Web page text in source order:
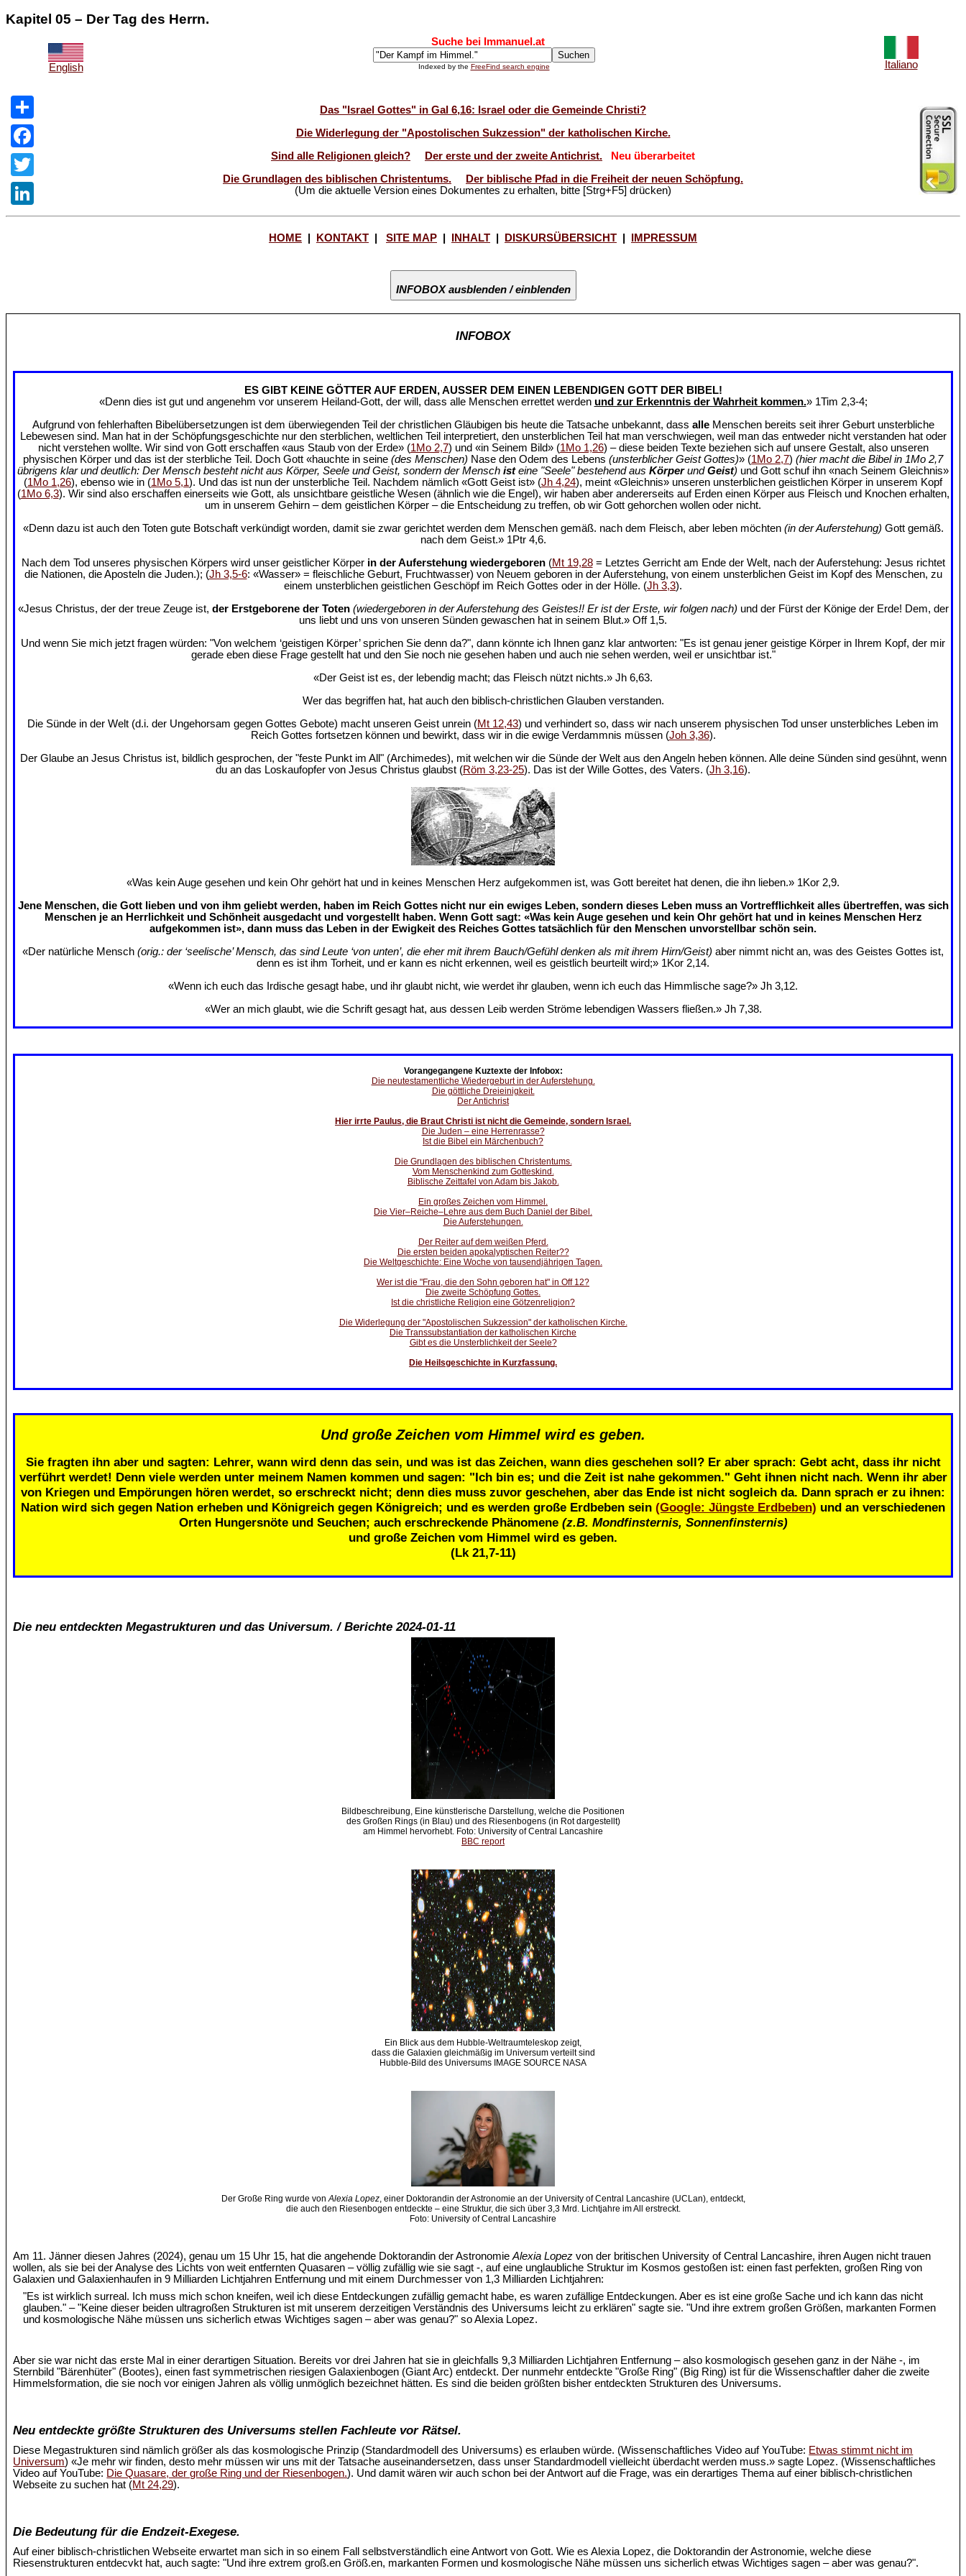
Kapitel 05 – Der Tag des Herrn.
English
Suche bei Immanuel.at
Indexed by the FreeFind search engine Italiano
Share
Facebook
Twitter
LinkedIn
Das "Israel Gottes" in Gal 6,16: Israel oder die Gemeinde Christi?
Die Widerlegung der "Apostolischen Sukzession" der katholischen Kirche.
Sind alle Religionen gleich?
Der erste und der zweite Antichrist.
Neu überarbeitet
Die Grundlagen des biblischen Christentums.
Der biblische Pfad in die Freiheit der neuen Schöpfung.
(Um die aktuelle Version eines Dokumentes zu erhalten, bitte [Strg+F5] drücken)
HOME KONTAKT SITE MAP INHALT DISKURSÜBERSICHT IMPRESSUM
INFOBOX ausblenden / einblenden
INFOBOX
ES GIBT KEINE GÖTTER AUF ERDEN, AUSSER DEM EINEN LEBENDIGEN GOTT DER BIBEL!
«Denn dies ist gut und angenehm vor unserem Heiland-Gott, der will, dass alle Menschen errettet werden und zur Erkenntnis der Wahrheit kommen.» 1Tim 2,3-4;
Aufgrund von fehlerhaften Bibelübersetzungen ist dem überwiegenden Teil der christlichen Gläubigen bis heute die Tatsache unbekannt, dass alleMenschen bereits seit ihrer Geburt unsterbliche
Lebewesen sind. Man hat in der Schöpfungsgeschichte nur den sterblichen, weltlichen Teil interpretiert, den unsterblichen Teil hat man verschwiegen, weil man das entweder nicht verstanden hat oder
nicht verstehen wollte. Wir sind von Gott erschaffen «aus Staub von der Erde» (1Mo 2,7) und «in Seinem Bild» (1Mo 1,26) – diese beiden Texte beziehen sich auf unsere Gestalt, also unseren
physischen Körper und das ist der sterbliche Teil. Doch Gott «hauchte in seine (des Menschen) Nase den Odem des Lebens (unsterblicher Geist Gottes)» (1Mo 2,7) (hier macht die Bibel in 1Mo 2,7
übrigens klar und deutlich: Der Mensch besteht nicht aus Körper, Seele und Geist, sondern der Mensch isteine "Seele" bestehend aus KörperundGeist) und Gott schuf ihn «nach Seinem Gleichnis»
(1Mo 1,26), ebenso wie in (1Mo 5,1). Und das ist nun der unsterbliche Teil. Nachdem nämlich «Gott Geist ist» (Jh 4,24), meint «Gleichnis» unseren unsterblichen geistlichen Körper in unserem Kopf
(1Mo 6,3). Wir sind also erschaffen einerseits wie Gott, als unsichtbare geistliche Wesen (ähnlich wie die Engel), wir haben aber andererseits auf Erden einen Körper aus Fleisch und Knochen erhalten,
um in unserem Gehirn – dem geistlichen Körper – die Entscheidung zu treffen, ob wir Gott gehorchen wollen oder nicht.
«Denn dazu ist auch den Toten gute Botschaft verkündigt worden, damit sie zwar gerichtet werden dem Menschen gemäß. nach dem Fleisch, aber leben möchten (in der Auferstehung) Gott gemäß.
nach dem Geist.» 1Ptr 4,6.
Nach dem Tod unseres physischen Körpers wird unser geistlicher Körper in der Auferstehung wiedergeboren (Mt 19,28= Letztes Gerricht am Ende der Welt, nach der Auferstehung: Jesus richtet
die Nationen, die Aposteln die Juden.); (Jh 3,5-6: «Wasser» = fleischliche Geburt, Fruchtwasser) von Neuem geboren in der Auferstehung, von einem unsterblichen Geist im Kopf des Menschen, zu
einem unsterblichen geistlichen Geschöpf im Reich Gottes oder in der Hölle. (Jh 3,3).
«Jesus Christus, der der treue Zeuge ist, der Erstgeborene der Toten (wiedergeboren in der Auferstehung des Geistes!! Er ist der Erste, wir folgen nach) und der Fürst der Könige der Erde! Dem, der
uns liebt und uns von unseren Sünden gewaschen hat in seinem Blut.» Off 1,5.
Und wenn Sie mich jetzt fragen würden: "Von welchem ‘geistigen Körper’ sprichen Sie denn da?", dann könnte ich Ihnen ganz klar antworten: "Es ist genau jener geistige Körper in Ihrem Kopf, der mir
gerade eben diese Frage gestellt hat und den Sie noch nie gesehen haben und auch nie sehen werden, weil er unsichtbar ist."
«Der Geist ist es, der lebendig macht; das Fleisch nützt nichts.» Jh 6,63.
Wer das begriffen hat, hat auch den biblisch-christlichen Glauben verstanden.
Die Sünde in der Welt (d.i. der Ungehorsam gegen Gottes Gebote) macht unseren Geist unrein (Mt 12,43) und verhindert so, dass wir nach unserem physischen Tod unser unsterbliches Leben im
Reich Gottes fortsetzen können und bewirkt, dass wir in die ewige Verdammnis müssen (Joh 3,36).
Der Glaube an Jesus Christus ist, bildlich gesprochen, der "feste Punkt im All" (Archimedes), mit welchen wir die Sünde der Welt aus den Angeln heben können. Alle deine Sünden sind gesühnt, wenn
du an das Loskaufopfer von Jesus Christus glaubst (Röm 3,23-25). Das ist der Wille Gottes, des Vaters. (Jh 3,16).
«Was kein Auge gesehen und kein Ohr gehört hat und in keines Menschen Herz aufgekommen ist, was Gott bereitet hat denen, die ihn lieben.» 1Kor 2,9.
Jene Menschen, die Gott lieben und von ihm geliebt werden, haben im Reich Gottes nicht nur ein ewiges Leben, sondern dieses Leben muss an Vortrefflichkeit alles übertreffen, was sich
Menschen je an Herrlichkeit und Schönheit ausgedacht und vorgestellt haben. Wenn Gott sagt: «Was kein Auge gesehen und kein Ohr gehört hat und in keines Menschen Herz
aufgekommen ist», dann muss das Leben in der Ewigkeit des Reiches Gottes tatsächlich für den Menschen unvorstellbar schön sein.
«Der natürliche Mensch (orig.: der ‘seelische’ Mensch, das sind Leute ‘von unten’, die eher mit ihrem Bauch/Gefühl denken als mit ihrem Hirn/Geist) aber nimmt nicht an, was des Geistes Gottes ist,
denn es ist ihm Torheit, und er kann es nicht erkennen, weil es geistlich beurteilt wird;» 1Kor 2,14.
«Wenn ich euch das Irdische gesagt habe, und ihr glaubt nicht, wie werdet ihr glauben, wenn ich euch das Himmlische sage?» Jh 3,12.
«Wer an mich glaubt, wie die Schrift gesagt hat, aus dessen Leib werden Ströme lebendigen Wassers fließen.» Jh 7,38.
Vorangegangene Kuztexte der Infobox:
Die neutestamentliche Wiedergeburt in der Auferstehung.
Die göttliche Dreieinigkeit.
Der Antichrist
Hier irrte Paulus, die Braut Christi ist nicht die Gemeinde, sondern Israel.
Die Juden – eine Herrenrasse?
Ist die Bibel ein Märchenbuch?
Die Grundlagen des biblischen Christentums.
Vom Menschenkind zum Gotteskind.
Biblische Zeittafel von Adam bis Jakob.
Ein großes Zeichen vom Himmel.
Die Vier–Reiche–Lehre aus dem Buch Daniel der Bibel.
Die Auferstehungen.
Der Reiter auf dem weißen Pferd.
Die ersten beiden apokalyptischen Reiter??
Die Weltgeschichte: Eine Woche von tausendjährigen Tagen.
Wer ist die "Frau, die den Sohn geboren hat" in Off 12?
Die zweite Schöpfung Gottes.
Ist die christliche Religion eine Götzenreligion?
Die Widerlegung der "Apostolischen Sukzession" der katholischen Kirche.
Die Transsubstantiation der katholischen Kirche
Gibt es die Unsterblichkeit der Seele?
Die Heilsgeschichte in Kurzfassung.
Und große Zeichen vom Himmel wird es geben.
Sie fragten ihn aber und sagten: Lehrer, wann wird denn das sein, und was ist das Zeichen, wann dies geschehen soll? Er aber sprach: Gebt acht, dass ihr nicht
verführt werdet! Denn viele werden unter meinem Namen kommen und sagen: "Ich bin es; und die Zeit ist nahe gekommen." Geht ihnen nicht nach. Wenn ihr aber
von Kriegen und Empörungen hören werdet, so erschreckt nicht; denn dies muss zuvor geschehen, aber das Ende ist nicht sogleich da. Dann sprach er zu ihnen:
Nation wird sich gegen Nation erheben und Königreich gegen Königreich; und es werden große Erdbeben sein (Google: Jüngste Erdbeben) und an verschiedenen
Orten Hungersnöte und Seuchen; auch erschreckende Phänomene (z.B. Mondfinsternis, Sonnenfinsternis)
und große Zeichen vom Himmel wird es geben.
(Lk 21,7-11)
Die neu entdeckten Megastrukturen und das Universum. / Berichte 2024-01-11
Bildbeschreibung, Eine künstlerische Darstellung, welche die Positionen
des Großen Rings (in Blau) und des Riesenbogens (in Rot dargestellt)
am Himmel hervorhebt. Foto: University of Central Lancashire
BBC report
Ein Blick aus dem Hubble-Weltraumteleskop zeigt,
dass die Galaxien gleichmäßig im Universum verteilt sind
Hubble-Bild des Universums IMAGE SOURCE NASA
Der Große Ring wurde von Alexia Lopez, einer Doktorandin der Astronomie an der University of Central Lancashire (UCLan), entdeckt,
die auch den Riesenbogen entdeckte – eine Struktur, die sich über 3,3 Mrd. Lichtjahre im All erstreckt.
Foto: University of Central Lancashire
Am 11. Jänner diesen Jahres (2024), genau um 15 Uhr 15, hat die angehende Doktorandin der AstronomieAlexia Lopez von der britischen University of Central Lancashire, ihren Augen nicht trauen
wollen, als sie bei der Analyse des Lichts von weit entfernten Quasaren – völlig zufällig wie sie sagt -, auf eine unglaubliche Struktur im Kosmos gestoßen ist: einen fast perfekten, großen Ring von
Galaxien und Galaxienhaufen in 9 Milliarden Lichtjahren Entfernung und mit einem Durchmesser von 1,3 Milliarden Lichtjahren:
"Es ist wirklich surreal. Ich muss mich schon kneifen, weil ich diese Entdeckungen zufällig gemacht habe, es waren zufällige Entdeckungen. Aber es ist eine große Sache und ich kann das nicht
glauben." – "Keine dieser beiden ultragroßen Strukturen ist mit unserem derzeitigen Verständnis des Universums leicht zu erklären" sagte sie. "Und ihre extrem großen Größen, markanten Formen
und kosmologische Nähe müssen uns sicherlich etwas Wichtiges sagen – aber was genau?" so Alexia Lopez.
Aber sie war nicht das erste Mal in einer derartigen Situation. Bereits vor drei Jahren hat sie in gleichfalls 9,3 Milliarden Lichtjahren Entfernung – also kosmologisch gesehen ganz in der Nähe -, im
Sternbild "Bärenhüter" (Bootes), einen fast symmetrischen riesigen Galaxienbogen (Giant Arc) entdeckt. Der nunmehr entdeckte "Große Ring" (Big Ring) ist für die Wissenschaftler daher die zweite
Himmelsformation, die sie noch vor einigen Jahren als völlig unmöglich bezeichnet hätten. Es sind die beiden größten bisher entdeckten Strukturen des Universums.
Neu entdeckte größte Strukturen des Universums stellen Fachleute vor Rätsel.
Diese Megastrukturen sind nämlich größer als das kosmologische Prinzip (Standardmodell des Universums) es erlauben würde. (Wissenschaftliches Video auf YouTube: Etwas stimmt nicht im
Universum) «Je mehr wir finden, desto mehr müssen wir uns mit der Tatsache auseinandersetzen, dass unser Standardmodell vielleicht überdacht werden muss.» sagte Lopez. (Wissenschaftliches
Video auf YouTube: Die Quasare, der große Ring und der Riesenbogen.). Und damit wären wir auch schon bei der Antwort auf die Frage, was ein derartiges Thema auf einer biblisch-christlichen
Webseite zu suchen hat (Mt 24,29).
Die Bedeutung für die Endzeit-Exegese.
Auf einer biblisch-christlichen Webseite erwartet man sich in so einem Fall selbstverständlich eine Antwort von Gott. Wie es Alexia Lopez, die Doktorandin der Astronomie, welche diese
Riesenstrukturen entdecvkt hat, auch sagte: "Und ihre extrem groß.en Größ.en, markanten Formen und kosmologische Nähe müssen uns sicherlich etwas Wichtiges sagen – aber was genau?".